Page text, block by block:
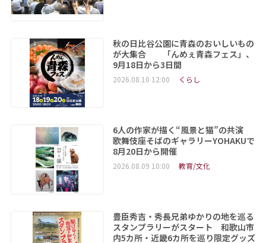
秋の日比谷公園に青森のおいしいもの
が大集合 「んめぇ青森フェス」、
9月18日から3日間
2026.08.10 12:00 くらし
6人の作家が描く“風景と猫”の共演
歌舞伎座そばのギャラリーYOHAKUで
8月20日から開催
2026.08.09 10:00 教育/文化
豊臣秀吉・秀長兄弟ゆかりの地を巡る
スタンプラリーがスタート 和歌山市
内5カ所・近畿6カ所を巡り限定グッズ